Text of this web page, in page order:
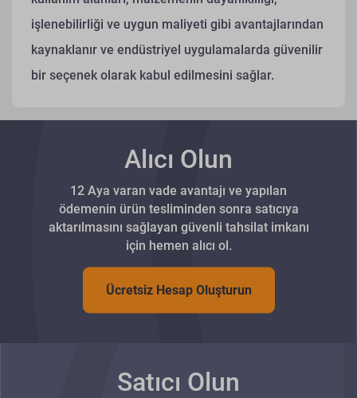
işlenebilirliği ve uygun maliyeti gibi avantajlarından
kaynaklanır ve endüstriyel uygulamalarda güvenilir
bir seçenek olarak kabul edilmesini sağlar.
Alıcı Olun
12 Aya varan vade avantajı ve yapılan
ödemenin ürün tesliminden sonra satıcıya
aktarılmasını sağlayan güvenli tahsilat imkanı
için hemen alıcı ol.
Ücretsiz Hesap Oluşturun
Satıcı Olun